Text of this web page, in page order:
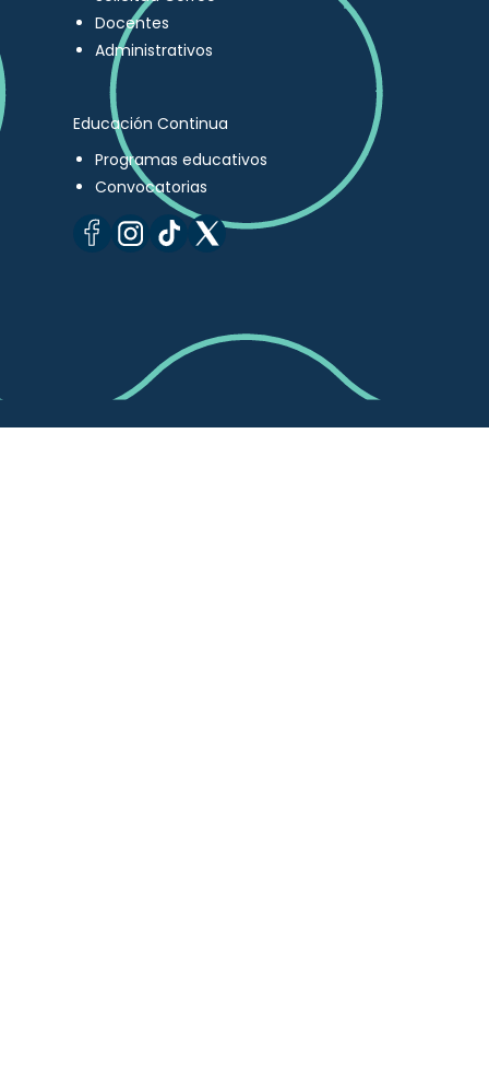
Docentes
Administrativos
Educación Continua
Programas educativos
Convocatorias